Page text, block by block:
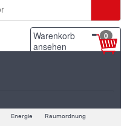
Warenkorb
ansehen
0
Energie Raumordnung